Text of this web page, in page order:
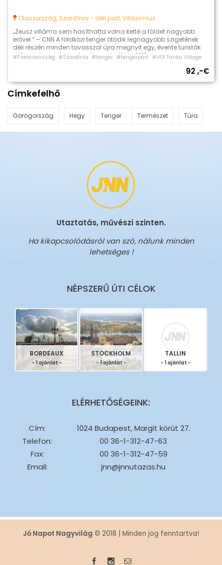
Olaszország, Szardínia - déli part, Villasimius
„Zeusz villáma sem hasíthatta volna ketté a földet nagyobb
erővel.” – CNN A földközi tenger ötödik legnagyobb szigetének
déli részén minden tavasszal újra megnyit egy, évente turisták
százezreit vonzó természeti csoda. Kréta 1913-as
Görögországhoz való csatlakozása óta az ország legdélebi
tartománya, a legősibb európai kultúra (mínoszi) bölcsője. Itt
#Franciaország #Szardínia #tenger #tengerpart #VOI Tanka Village
92 ,-€
Címkefelhő
Görögország Hegy Tenger Természet Túra
Utaztatás, művészi szinten.
Ha kikapcsolódásról van szó, nálunk minden
lehetséges !
NÉPSZERŰ ÚTI CÉLOK
BORDEAUX
- 1 ajánlat -
STOCKHOLM
- 1 ajánlat -
TALLIN
- 1 ajánlat -
ELÉRHETŐSÉGEINK:
Cím:
1024 Budapest, Margit körút 27.
Telefon:
00 36-1-312-47-63
Fax:
00 36-1-312-47-59
Email:
jnn@jnnutazas.hu
Jó Napot Nagyvilág © 2018 | Minden jog fenntartva!
FacebookInstagramEmail